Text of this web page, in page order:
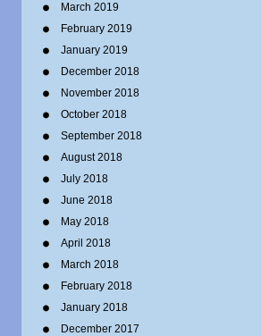
March 2019
February 2019
January 2019
December 2018
November 2018
October 2018
September 2018
August 2018
July 2018
June 2018
May 2018
April 2018
March 2018
February 2018
January 2018
December 2017